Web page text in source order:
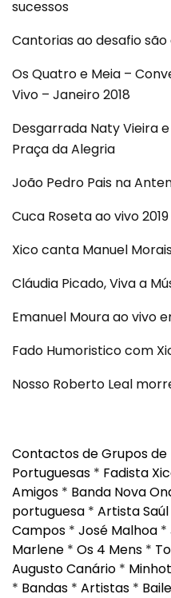
sucessos
Cantorias ao desafio
Os Quatro e Meia –
Vivo – Janeiro 2018
Desgarrada Naty Vieira
Praça da Alegria
João Pedro Pais na
Cuca Roseta ao vivo 2019
Xico canta Manuel
Cláudia Picado, Viva a
Emanuel Moura ao vivo
Fado Humoristico com
Nosso Roberto Leal
Contactos de Grupos de
Portuguesas * Fadista
Amigos * Banda Nova
portuguesa * Artista Saúl
Campos * José Malhoa *
Marlene * Os 4 Mens *
Augusto Canário *
* Bandas * Artistas *